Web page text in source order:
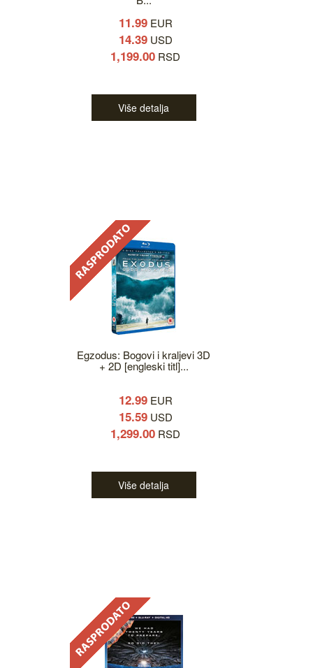
11.99EUR
14.39USD
1,199.00 RSD
Više detalja
Egzodus: Bogovi i kraljevi 3D
+ 2D [engleski titl]...
12.99EUR
15.59USD
1,299.00 RSD
Više detalja